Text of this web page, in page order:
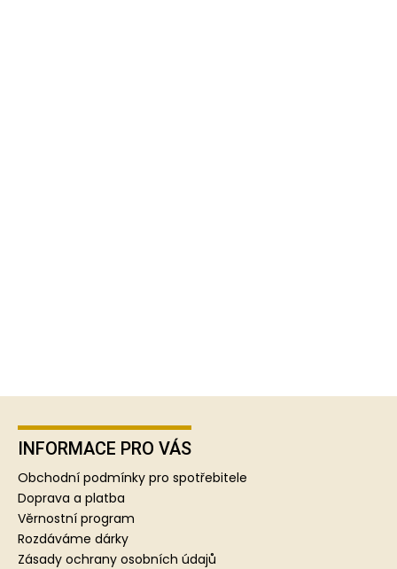
Z
INFORMACE PRO VÁS
Obchodní podmínky pro spotřebitele
Doprava a platba
Věrnostní program
Rozdáváme dárky
Zásady ochrany osobních údajů